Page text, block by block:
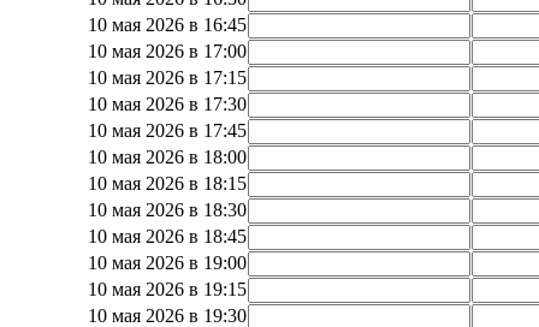
10 мая 2026 в 16:45
10 мая 2026 в 17:00
10 мая 2026 в 17:15
10 мая 2026 в 17:30
10 мая 2026 в 17:45
10 мая 2026 в 18:00
10 мая 2026 в 18:15
10 мая 2026 в 18:30
10 мая 2026 в 18:45
10 мая 2026 в 19:00
10 мая 2026 в 19:15
10 мая 2026 в 19:30